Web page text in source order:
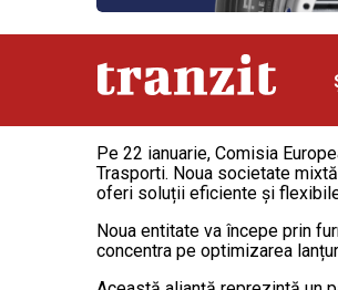
Abonamente
Pe 22 ianuarie, Comisia
Trasporti. Noua societate
oferi soluții eficiente și
Noua entitate va începe prin
concentra pe optimizarea